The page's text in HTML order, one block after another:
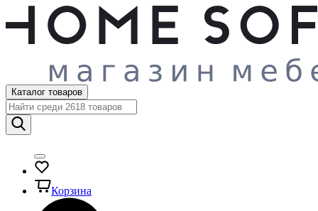
Каталог товаров
Корзина